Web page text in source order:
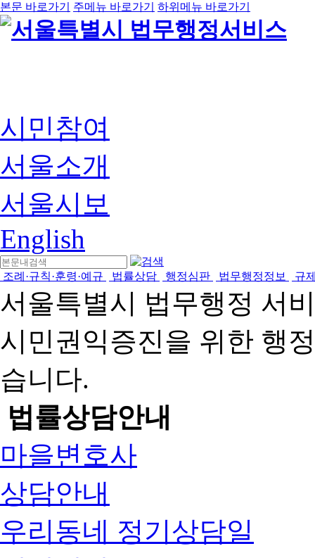
본문 바로가기 주메뉴 바로가기 하위메뉴 바로가기
시민참여
서울소개
서울시보
English
조례·규칙·훈령·예규 법률상담 행정심판 법무행정정보 규
서울특별시 법무행정 서
시민권익증진을 위한 행
습니다.
법률상담안내
마을변호사
상담안내
우리동네 정기상담일